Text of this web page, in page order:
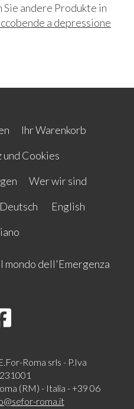
Sie andere Produkte in
a depressione
Ihr Warenkorb
und Cookies
Wer wir sind
Deutsch
English
dell'Emergenza
Roma srls - P.Iva
(RM) - Italia - +39 06
roma.it